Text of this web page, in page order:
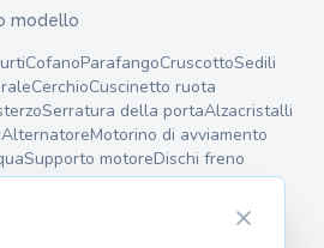
modello
CofanoParafangoCruscottoSedili
CerchioCuscinetto ruota
Serratura della portaAlzacristalli
AlternatoreMotorino di avviamento
Supporto motoreDischi freno
Silenziatore terminale